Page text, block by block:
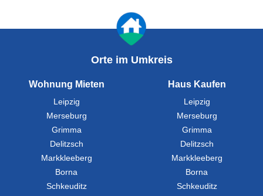
Orte im Umkreis
Wohnung Mieten
Leipzig
Merseburg
Grimma
Delitzsch
Markkleeberg
Borna
Schkeuditz
Haus Kaufen
Leipzig
Merseburg
Grimma
Delitzsch
Markkleeberg
Borna
Schkeuditz